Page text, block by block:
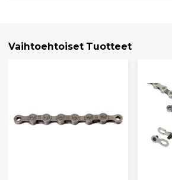
Vaihtoehtoiset Tuotteet